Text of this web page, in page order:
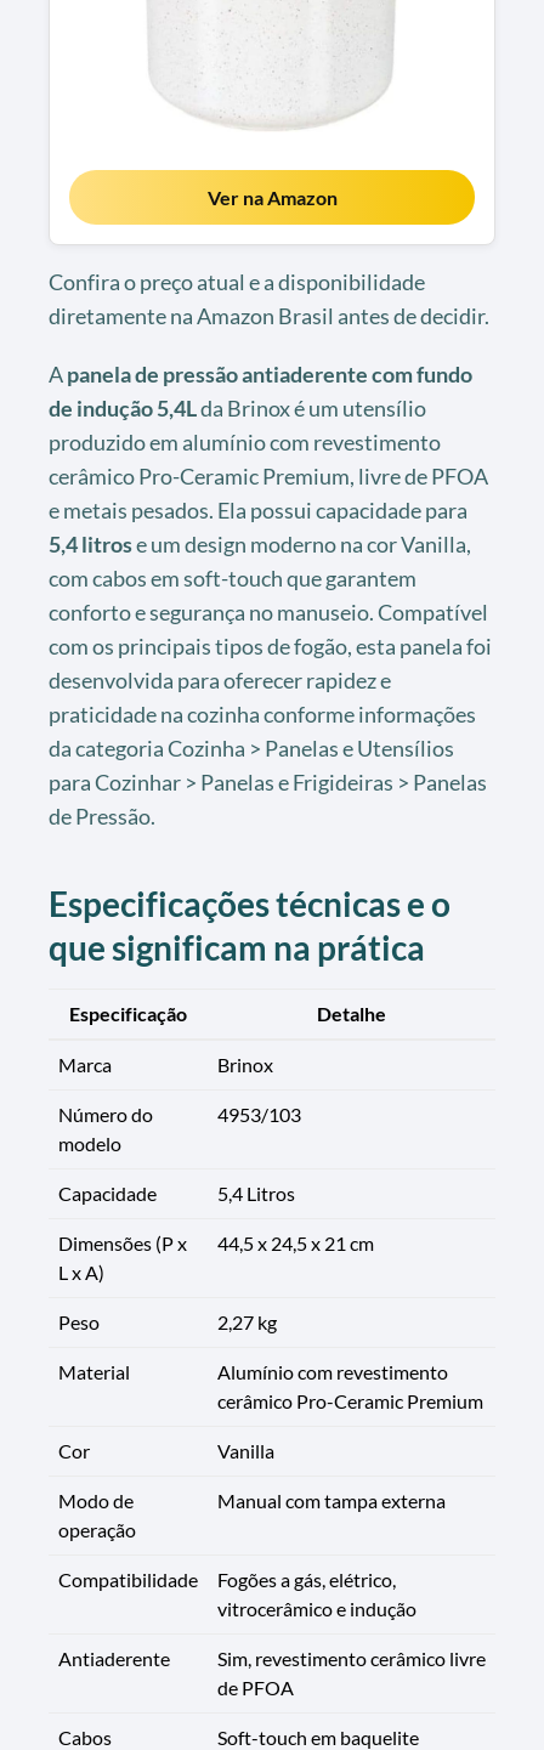
Ver na Amazon
Confira o preço atual e a disponibilidade
diretamente na Amazon Brasil antes de decidir.
Apanela de pressão antiaderente com fundo
de indução 5,4Lda Brinox é um utensílio
produzido em alumínio com revestimento
cerâmico Pro-Ceramic Premium, livre de PFOA
e metais pesados. Ela possui capacidade para
5,4 litrose um design moderno na cor Vanilla,
com cabos em soft-touch que garantem
conforto e segurança no manuseio. Compatível
com os principais tipos de fogão, esta panela foi
desenvolvida para oferecer rapidez e
praticidade na cozinha conforme informações
da categoria Cozinha > Panelas e Utensílios
para Cozinhar > Panelas e Frigideiras > Panelas
de Pressão.
Especificações técnicas e o
que significam na prática
Especificação Detalhe
Marca Brinox
Número do
modelo
4953/103
Capacidade 5,4 Litros
Dimensões (P x
L x A)
44,5 x 24,5 x 21 cm
Peso 2,27 kg
Material
Alumínio com revestimento
cerâmico Pro-Ceramic Premium
Cor Vanilla
Modo de
operação
Manual com tampa externa
Compatibilidade
Fogões a gás, elétrico,
vitrocerâmico e indução
Antiaderente
Sim, revestimento cerâmico livre
de PFOA
Cabos Soft-touch em baquelite